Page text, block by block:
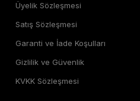
Üyelik Sözleşmesi
Satış Sözleşmesi
Garanti ve İade Koşulları
Gizlilik ve Güvenlik
KVKK Sözleşmesi